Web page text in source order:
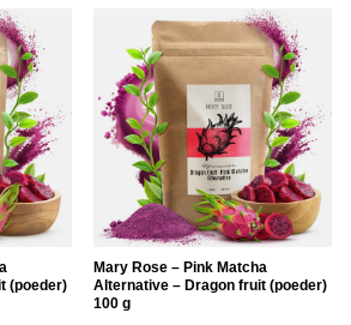
(poeder)
Mary Rose – Pink Matcha
Alternative – Dragon fruit (poeder)
100 g